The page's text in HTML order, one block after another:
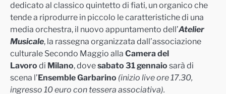
dedicato al classico quintetto di fiati, un organico che
tende a riprodurre in piccolo le caratteristiche di una
media orchestra, il nuovo appuntamento dell’Atelier
Musicale, la rassegna organizzata dall’associazione
culturale Secondo Maggio alla Camera del
Lavoro di Milano, dovesabato 31 gennaio sarà di
scena l’Ensemble Garbarino (inizio live ore 17.30,
ingresso 10 euro con tessera associativa).